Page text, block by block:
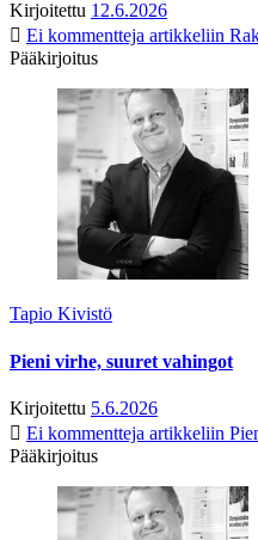
Kirjoitettu 12.6.2026
Ei kommentteja artikkeliin
Pääkirjoitus
Tapio Kivistö
Pieni virhe, suuret vahingot
Kirjoitettu 5.6.2026
Ei kommentteja artikkeliin
Pääkirjoitus